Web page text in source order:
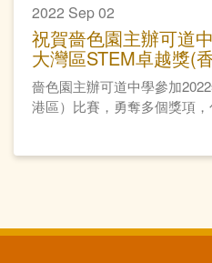
2022 Sep 02
祝賀嗇色園主辦可道
大灣區STEM卓越獎(
嗇色園主辦可道中學參加
港區）比賽，勇奪多個獎項，